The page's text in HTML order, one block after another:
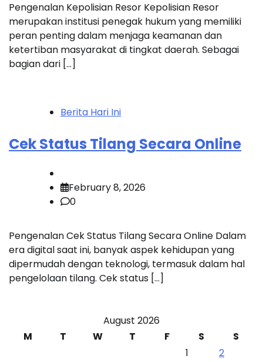
Pengenalan Kepolisian Resor Kepolisian Resor
merupakan institusi penegak hukum yang memiliki
peran penting dalam menjaga keamanan dan
ketertiban masyarakat di tingkat daerah. Sebagai
bagian dari […]
Berita Hari Ini
Cek Status Tilang Secara Online
February 8, 2026
0
Pengenalan Cek Status Tilang Secara Online Dalam
era digital saat ini, banyak aspek kehidupan yang
dipermudah dengan teknologi, termasuk dalam hal
pengelolaan tilang. Cek status […]
August 2026
M
T W T F S
S
1
2